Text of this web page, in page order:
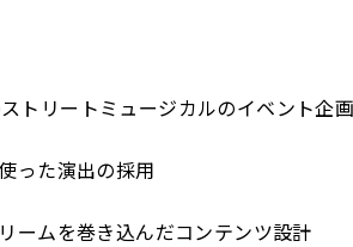
トリートミュージカルのイベント企
った演出の採用
ームを巻き込んだコンテンツ設計